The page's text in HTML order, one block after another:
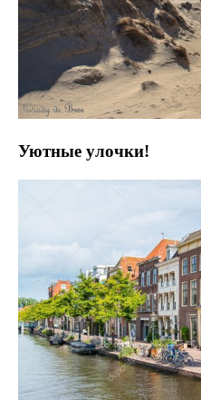
Уютные улочки!